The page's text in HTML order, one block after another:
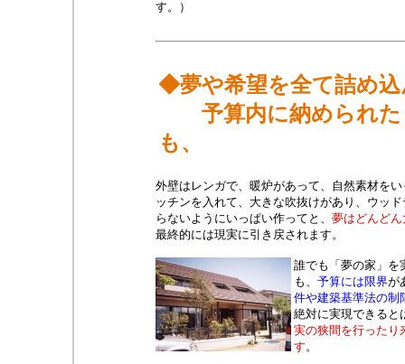
す。）
◆夢や希望を全て詰め込
予算内に納められた
も、
外壁はレンガで、暖炉があって、自然素材を
ッチンを入れて、大きな吹抜けがあり、ウッ
らないようにいっぱい作ってと、 夢はどんど
最終的には現実に引き戻されます。
誰でも「夢の家」を
も、 予算には限界が
件や建築基準法の制
絶対に実現できると
実の狭間を行ったり
す。